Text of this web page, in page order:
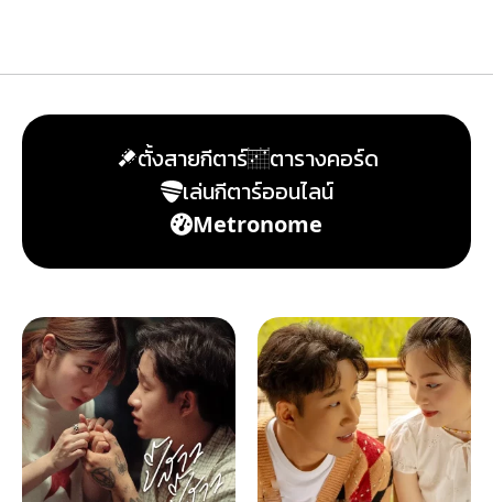
ตั้งสายกีตาร์
ตารางคอร์ด
เล่นกีตาร์ออนไลน์
Metronome